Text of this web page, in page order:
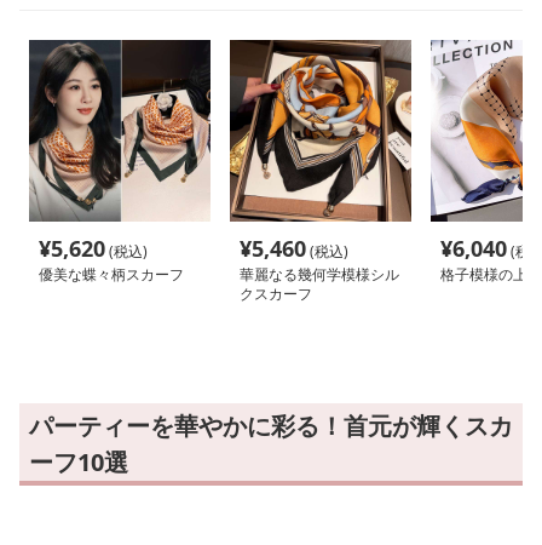
¥5,620(税込)
優美な蝶々柄スカーフ
¥5,460(税込)
華麗なる幾何学模様シル
クスカーフ
¥6,040(税
格子模様の上
パーティーを華やかに彩る！首元が輝くスカ
ーフ10選